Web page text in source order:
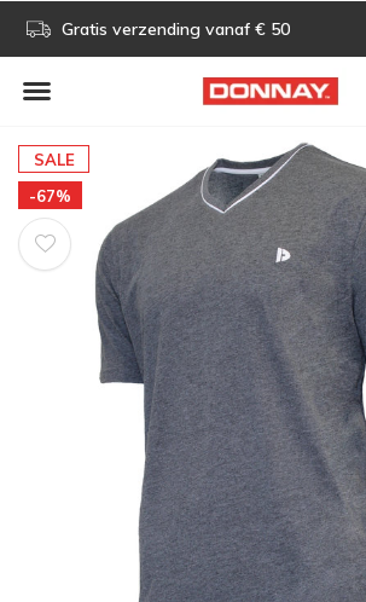
Gratis verzending vanaf € 50
SALE
-67%